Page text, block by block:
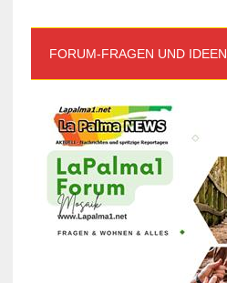
FORUM-FRAGEN UND IDEEN